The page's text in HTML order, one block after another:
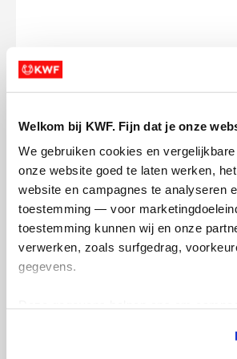
Welkom bij KWF. Fijn dat je onze
We gebruiken cookies en
onze website goed te laten werken,
website en campagnes te analyseren
toestemming — voor
toestemming kunnen wij en onze
verwerken, zoals surfgedrag,
gegevens.
tonen. Je kunt je toestemming op elk
Opgehaald
€1.254
Doneer Word lid van mijn
Updates